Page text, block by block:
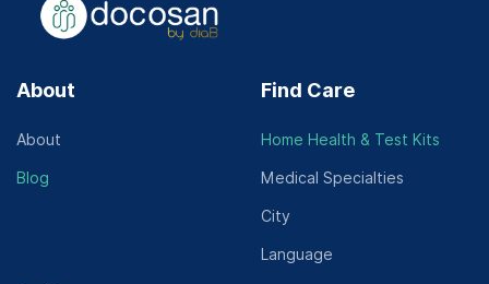
About
About
Blog
Find Care
Home Health & Test Kits
Medical Specialties
City
Language